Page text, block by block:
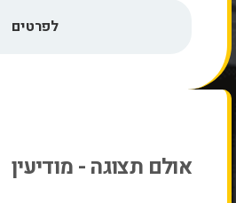
לפרטים
אולם תצוגה - מודיעין